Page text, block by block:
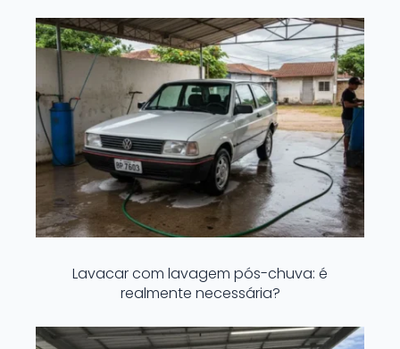
Lavacar com lavagem pós-chuva: é
realmente necessária?